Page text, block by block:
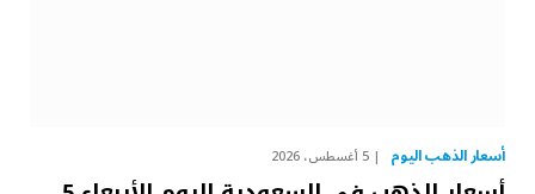
أسعار الذهب اليوم 5 أغسطس، 2026